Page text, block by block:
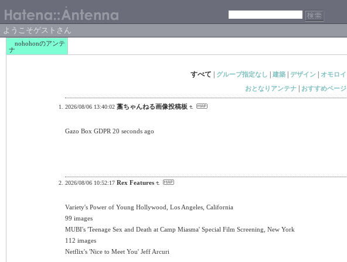
ようこそゲストさん
nohohonのアンテ
ナ
すべて グループ指定なし 建築 デザイン
オモロイ
おとなりアンテナ
おすすめページ
2026/08/06 13:40:02 藁ちゃんねる画像投稿板
Gazo Box GDPR 20 seconds ago
2026/08/06 10:52:17 Rex Features
Variety's Power of Young Hollywood, Los Angeles, California
99 images
MUBI's 'Teenage Sex and Death at Camp Miasma' Special Film Screening, New York
112 images
Netflix's 'Nice to Meet You' Jeff Arcuri